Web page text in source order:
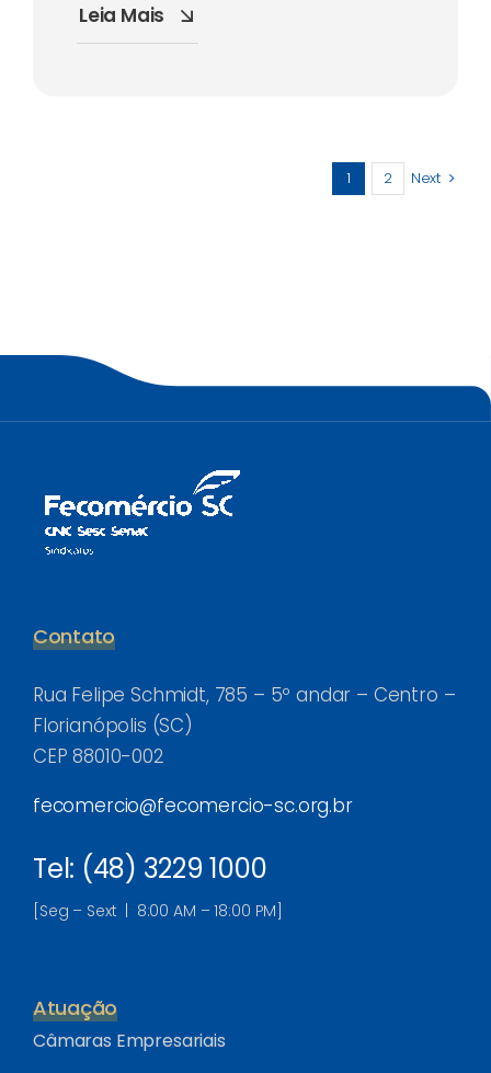
Leia Mais
1 2 Next
Contato
Rua Felipe Schmidt, 785 – 5º andar – Centro –
Florianópolis (SC)
CEP 88010-002
fecomercio@fecomercio-sc.org.br
Tel: (48) 3229 1000
[Seg – Sext | 8:00 AM – 18:00 PM]
Atuação
Câmaras Empresariais